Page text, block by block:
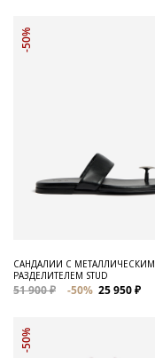
-50%
САНДАЛИИ С МЕТАЛЛИЧЕСКИМ
РАЗДЕЛИТЕЛЕМ STUD
51 900 ₽ -50% 25 950 ₽
-50%